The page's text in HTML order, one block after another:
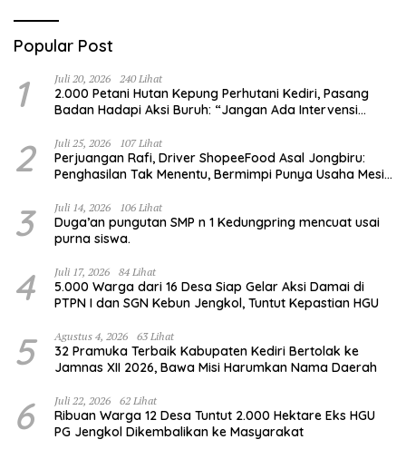
Popular Post
1 Juli 20, 2026 240 Lihat
2.000 Petani Hutan Kepung Perhutani Kediri, Pasang
Badan Hadapi Aksi Buruh: “Jangan Ada Intervensi
2 Juli 25, 2026 107 Lihat
Perjuangan Rafi, Driver ShopeeFood Asal Jongbiru:
Penghasilan Tak Menentu, Bermimpi Punya Usaha Mesin
3 Juli 14, 2026 106 Lihat
Duga’an pungutan SMP n 1 Kedungpring mencuat usai
purna siswa.
4 Juli 17, 2026 84 Lihat
5.000 Warga dari 16 Desa Siap Gelar Aksi Damai di
PTPN I dan SGN Kebun Jengkol, Tuntut Kepastian HGU
5 Agustus 4, 2026 63 Lihat
32 Pramuka Terbaik Kabupaten Kediri Bertolak ke
Jamnas XII 2026, Bawa Misi Harumkan Nama Daerah
6 Juli 22, 2026 62 Lihat
Ribuan Warga 12 Desa Tuntut 2.000 Hektare Eks HGU
PG Jengkol Dikembalikan ke Masyarakat